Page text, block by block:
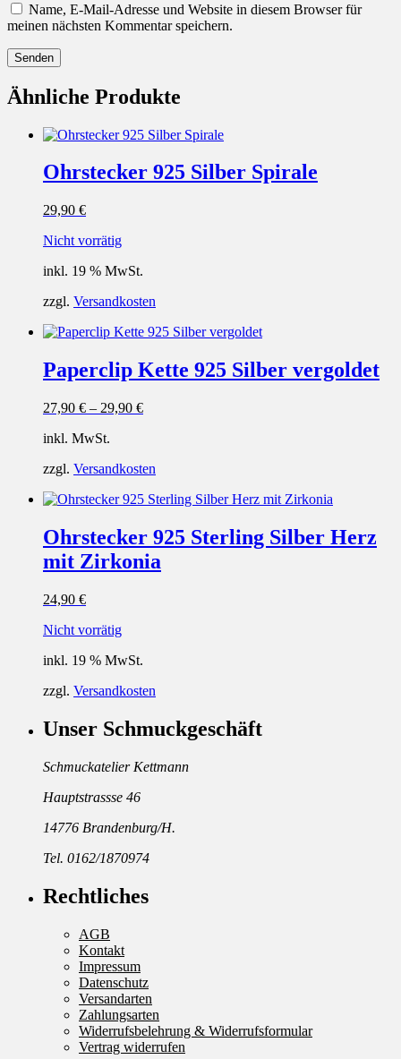
Name, E-Mail-Adresse und Website in diesem Browser für
meinen nächsten Kommentar speichern.
Ähnliche Produkte
Ohrstecker 925 Silber Spirale
29,90 €
Nicht vorrätig
inkl. 19 % MwSt.
zzgl. Versandkosten
Paperclip Kette 925 Silber vergoldet
27,90 € – 29,90 €
inkl. MwSt.
zzgl. Versandkosten
Ohrstecker 925 Sterling Silber Herz
mit Zirkonia
24,90 €
Nicht vorrätig
inkl. 19 % MwSt.
zzgl. Versandkosten
Unser Schmuckgeschäft
Schmuckatelier Kettmann
Hauptstrassse 46
14776 Brandenburg/H.
Tel. 0162/1870974
Rechtliches
AGB
Kontakt
Impressum
Datenschutz
Versandarten
Zahlungsarten
Widerrufsbelehrung & Widerrufsformular
Vertrag widerrufen